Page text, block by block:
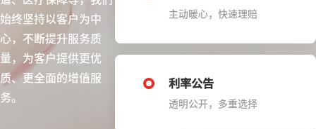
始终坚持以客户为中
心，不断提升服务质
量，为客户提供更优
质、更全面的增值服
务。
主动暖心，快速理赔
利率公告
透明公开，多重选择